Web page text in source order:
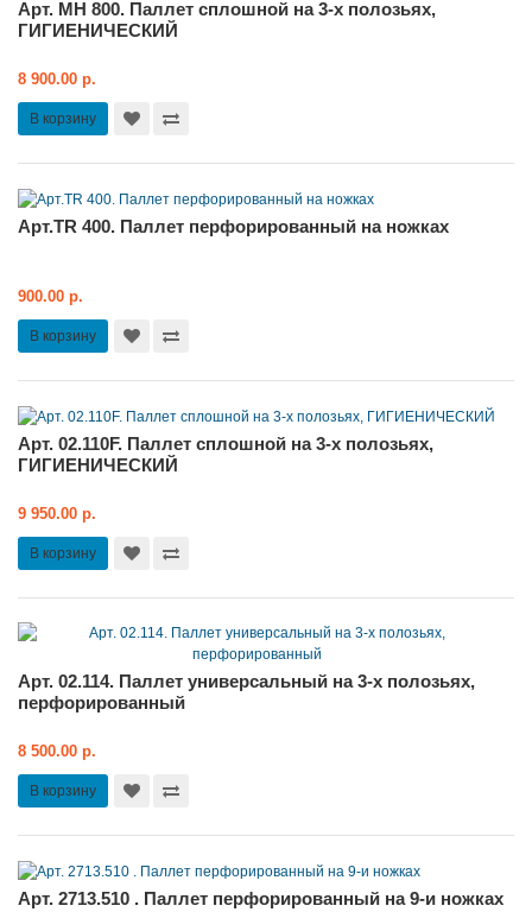
Арт. MH 800. Паллет сплошной на 3-х полозьях,
ГИГИЕНИЧЕСКИЙ
8 900.00 р.
В корзину
Арт.TR 400. Паллет перфорированный на ножках
900.00 р.
В корзину
Арт. 02.110F. Паллет сплошной на 3-х полозьях,
ГИГИЕНИЧЕСКИЙ
9 950.00 р.
В корзину
Арт. 02.114. Паллет универсальный на 3-х полозьях,
перфорированный
8 500.00 р.
В корзину
Арт. 2713.510 . Паллет перфорированный на 9-и ножках